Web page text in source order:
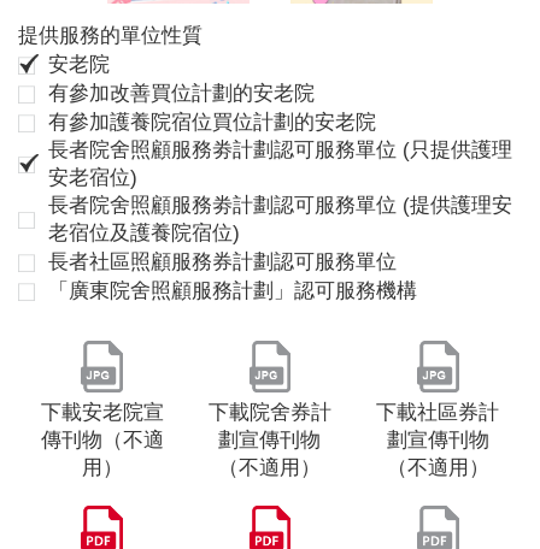
提供服務的單位性質
安老院
有參加改善買位計劃的安老院
有參加護養院宿位買位計劃的安老院
長者院舍照顧服務劵計劃認可服務單位 (只提供護理
安老宿位)
長者院舍照顧服務劵計劃認可服務單位 (提供護理安
老宿位及護養院宿位)
長者社區照顧服務券計劃認可服務單位
「廣東院舍照顧服務計劃」認可服務機構
下載安老院宣
傳刊物（不適
用）
下載院舍券計
劃宣傳刊物
（不適用）
下載社區券計
劃宣傳刊物
（不適用）